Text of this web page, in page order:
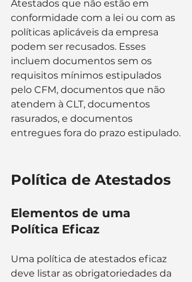
Atestados que não estão em
conformidade com a lei ou com as
políticas aplicáveis da empresa
podem ser recusados. Esses
incluem documentos sem os
requisitos mínimos estipulados
pelo CFM, documentos que não
atendem à CLT, documentos
rasurados, e documentos
entregues fora do prazo estipulado​​.
Política de Atestados
Elementos de uma
Política Eficaz
Uma política de atestados eficaz
deve listar as obrigatoriedades da